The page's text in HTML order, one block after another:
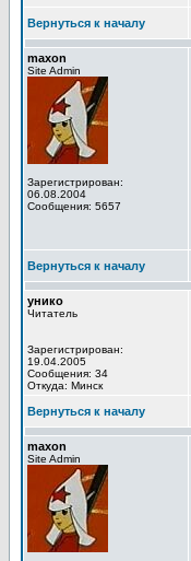
Вернуться к началу
maxon
Site Admin
Зарегистрирован:
06.08.2004
Сообщения: 5657
Вернуться к началу
унико
Читатель
Зарегистрирован:
19.04.2005
Сообщения: 34
Откуда: Минск
Вернуться к началу
maxon
Site Admin